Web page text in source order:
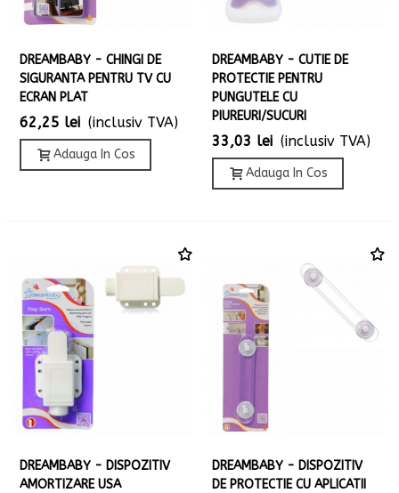
DREAMBABY - CHINGI DE
SIGURANTA PENTRU TV CU
ECRAN PLAT
62,25 lei (inclusiv TVA)
Adauga In Cos
DREAMBABY - CUTIE DE
PROTECTIE PENTRU
PUNGUTELE CU
PIUREURI/SUCURI
33,03 lei (inclusiv TVA)
Adauga In Cos
DREAMBABY - DISPOZITIV
AMORTIZARE USA
DREAMBABY - DISPOZITIV
DE PROTECTIE CU APLICATII